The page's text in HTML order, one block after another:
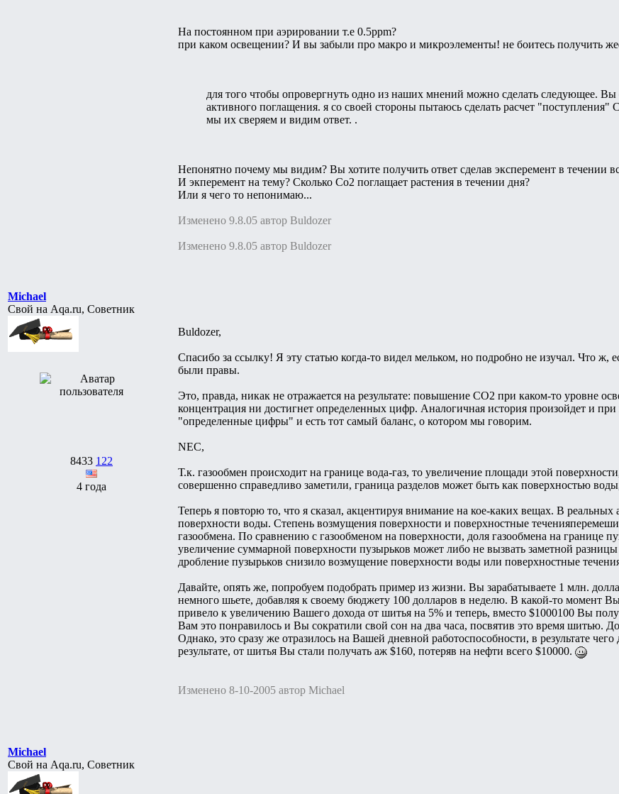
На постоянном при аэрировании т.е 0.5ppm?
при каком освещении? И вы забыли про макро и микроэлементы! не боитесь получить
для того чтобы опровергнуть одно из наших мнений можно сделать следующее.
активного поглащения. я со своей стороны пытаюсь сделать расчет
мы их сверяем и видим ответ. .
Непонятно почему мы видим? Вы хотите получить ответ сделав эксперемент в течении
И экперемент на тему? Сколько Со2 поглащает растения в течении дня?
Или я чего то непонимаю...
Изменено 9.8.05 автор Buldozer
Изменено 9.8.05 автор Buldozer
Michael
Свой на Aqa.ru, Советник
8433 122
4 года
Buldozer,
Спасибо за ссылку! Я эту статью когда-то видел мельком, но подробно не изучал. Что ж,
были правы.
Это, правда, никак не отражается на результате: повышение СО2 при каком-то уровне
концентрация ни достигнет определенных цифр. Аналогичная история произойдет и
"определенные цифры" и есть тот самый баланс, о котором мы говорим.
NEC,
Т.к. газообмен происходит на границе вода-газ, то увеличение площади этой
совершенно справедливо заметили, граница разделов может быть как поверхностью
Теперь я повторю то, что я сказал, акцентируя внимание на кое-каких вещах. В реальных
поверхности воды. Степень возмущения поверхности и поверхностные
газообмена. По сравнению с газообменом на поверхности, доля газообмена на границе
увеличение суммарной поверхности пузырьков может либо не вызвать заметной
дробление пузырьков снизило возмущение поверхности воды или поверхностные
Давайте, опять же, попробуем подобрать пример из жизни. Вы зарабатываете 1 млн.
немного шьете, добавляя к своему бюджету 100 долларов в неделю. В какой-то момент
привело к увеличению Вашего дохода от шитья на 5% и теперь, вместо $1000100 Вы
Вам это понравилось и Вы сократили свой сон на два часа, посвятив это время шитью.
Однако, это сразу же отразилось на Вашей дневной работоспособности, в результате
результате, от шитья Вы стали получать аж $160, потеряв на нефти всего $10000.
Изменено 8-10-2005 автор Michael
Michael
Свой на Aqa.ru, Советник